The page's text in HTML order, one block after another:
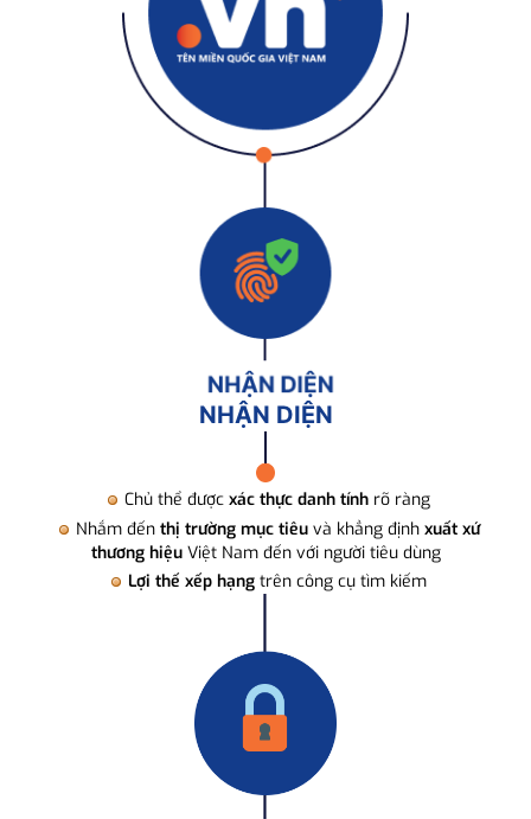
NHẬN DIỆN
Chủ thể được xác thực danh tính rõ ràng
Nhắm đến thị trường mục tiêuvà khẳng định xuất xứ
thương hiệuViệt Nam đến với người tiêu dùng
Lợi thế xếp hạng trên công cụ tìm kiếm